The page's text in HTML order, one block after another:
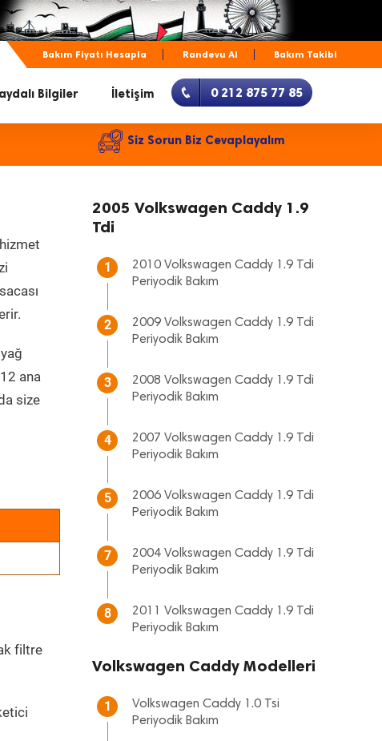
Bakım Fiyatı Hesapla Randevu Al Bakım Takibi
Bilgiler İletişim 0 212 875 77 85
Siz Sorun Biz Cevaplayalım
ana
size
filtre
2005 Volkswagen Caddy 1.9
Tdi
1
2010 Volkswagen Caddy 1.9 Tdi
Periyodik Bakım
2
2009 Volkswagen Caddy 1.9 Tdi
Periyodik Bakım
3
2008 Volkswagen Caddy 1.9 Tdi
Periyodik Bakım
4
2007 Volkswagen Caddy 1.9 Tdi
Periyodik Bakım
5
2006 Volkswagen Caddy 1.9 Tdi
Periyodik Bakım
7
2004 Volkswagen Caddy 1.9 Tdi
Periyodik Bakım
8
2011 Volkswagen Caddy 1.9 Tdi
Periyodik Bakım
Volkswagen Caddy Modelleri
1
Volkswagen Caddy 1.0 Tsi
Periyodik Bakım